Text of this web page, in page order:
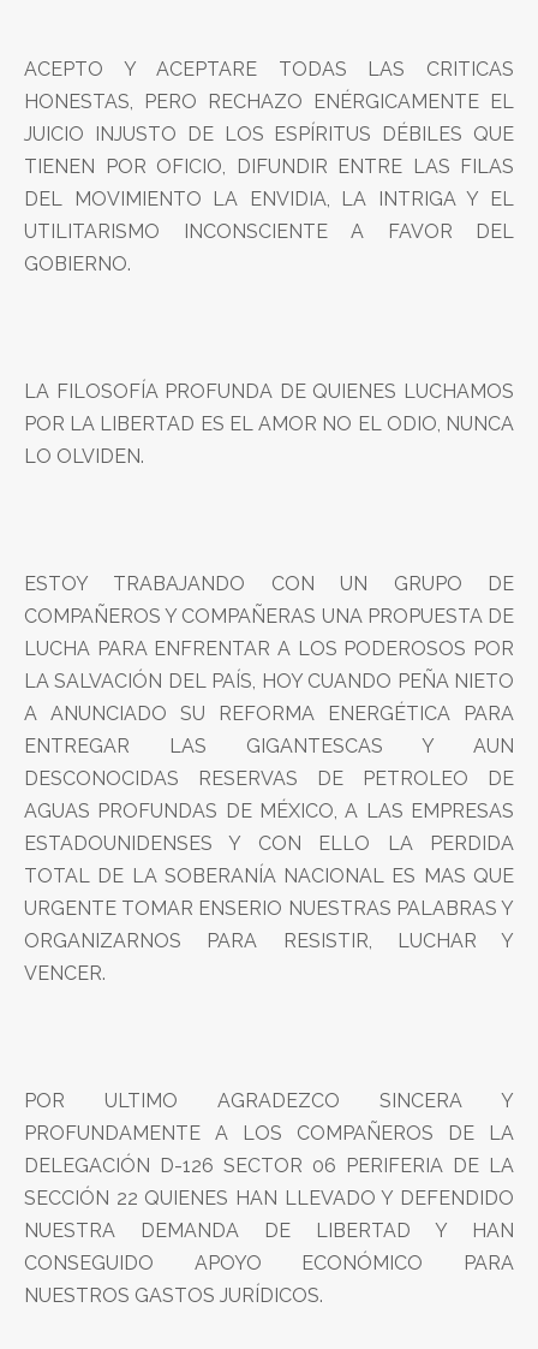
ACEPTO Y ACEPTARE TODAS LAS CRITICAS
HONESTAS, PERO RECHAZO ENÉRGICAMENTE EL
JUICIO INJUSTO DE LOS ESPÍRITUS DÉBILES QUE
TIENEN POR OFICIO, DIFUNDIR ENTRE LAS FILAS
DEL MOVIMIENTO LA ENVIDIA, LA INTRIGA Y EL
UTILITARISMO INCONSCIENTE A FAVOR DEL
GOBIERNO.
LA FILOSOFÍA PROFUNDA DE QUIENES LUCHAMOS
POR LA LIBERTAD ES EL AMOR NO EL ODIO, NUNCA
LO OLVIDEN.
ESTOY TRABAJANDO CON UN GRUPO DE
COMPAÑEROS Y COMPAÑERAS UNA PROPUESTA DE
LUCHA PARA ENFRENTAR A LOS PODEROSOS POR
LA SALVACIÓN DEL PAÍS, HOY CUANDO PEÑA NIETO
A ANUNCIADO SU REFORMA ENERGÉTICA PARA
ENTREGAR LAS GIGANTESCAS Y AUN
DESCONOCIDAS RESERVAS DE PETROLEO DE
AGUAS PROFUNDAS DE MÉXICO, A LAS EMPRESAS
ESTADOUNIDENSES Y CON ELLO LA PERDIDA
TOTAL DE LA SOBERANÍA NACIONAL ES MAS QUE
URGENTE TOMAR ENSERIO NUESTRAS PALABRAS Y
ORGANIZARNOS PARA RESISTIR, LUCHAR Y
VENCER.
POR ULTIMO AGRADEZCO SINCERA Y
PROFUNDAMENTE A LOS COMPAÑEROS DE LA
DELEGACIÓN D-126 SECTOR 06 PERIFERIA DE LA
SECCIÓN 22 QUIENES HAN LLEVADO Y DEFENDIDO
NUESTRA DEMANDA DE LIBERTAD Y HAN
CONSEGUIDO APOYO ECONÓMICO PARA
NUESTROS GASTOS JURÍDICOS.